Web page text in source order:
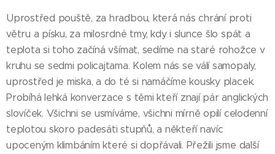
Uprostřed pouště, za hradbou, která nás chrání proti
větru a písku, za milosrdné tmy, kdy i slunce šlo spát a
teplota si toho začíná všímat, sedíme na staré rohožce v
kruhu se sedmi policajtama. Kolem nás se válí samopaly,
uprostřed je miska, a do té si namáčíme kousky placek.
Probíhá lehká konverzace s těmi kteří znají pár anglických
slovíček. Všichni se usmíváme, všichni mírně opilí celodenní
teplotou skoro padesáti stupňů, a někteří navíc
upoceným klimbáním které si dopřávali. Přežili jsme další